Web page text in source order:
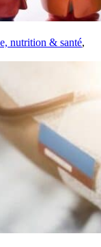
nutrition & santé,